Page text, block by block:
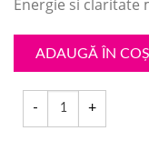
Energie si claritate
ADAUGĂ ÎN COȘ